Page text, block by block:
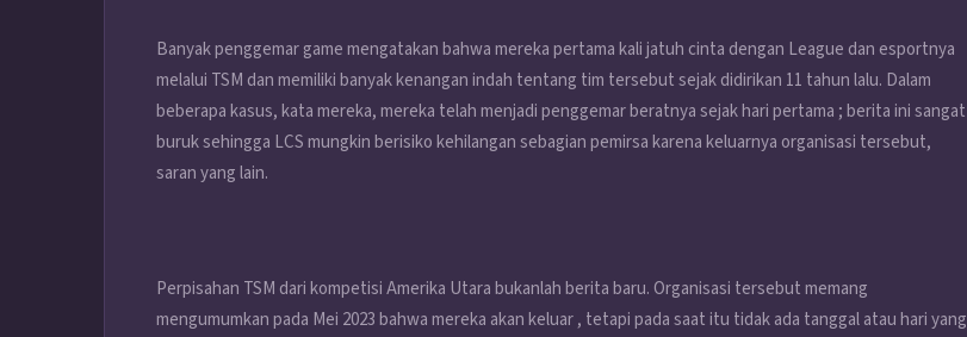
Banyak penggemar game mengatakan bahwa mereka pertama kali jatuh cinta dengan League dan esportnya
melalui TSM dan memiliki banyak kenangan indah tentang tim tersebut sejak didirikan 11 tahun lalu. Dalam
beberapa kasus, kata mereka, mereka telah menjadi penggemar beratnya sejak hari pertama ; berita ini sangat
buruk sehingga LCS mungkin berisiko kehilangan sebagian pemirsa karena keluarnya organisasi tersebut,
saran yang lain.
Perpisahan TSM dari kompetisi Amerika Utara bukanlah berita baru. Organisasi tersebut memang
mengumumkan pada Mei 2023 bahwa mereka akan keluar , tetapi pada saat itu tidak ada tanggal atau hari yang